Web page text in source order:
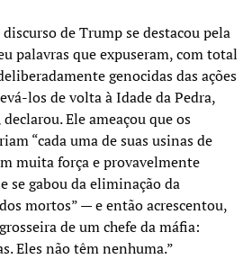
discurso de Trump se destacou pela
palavras que expuseram, com total
genocidas das ações
los de volta à Idade da Pedra,
Ele ameaçou que os
“cada uma de suas usinas de
muita força e provavelmente
se gabou da eliminação da
mortos” — e então acrescentou,
de um chefe da máfia:
Eles não têm nenhuma.”